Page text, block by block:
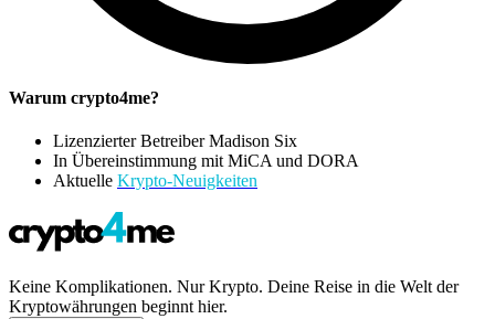
Warum crypto4me?
Lizenzierter Betreiber Madison Six
In Übereinstimmung mit MiCA und DORA
Aktuelle Krypto-Neuigkeiten
Keine Komplikationen. Nur Krypto. Deine Reise in die Welt der
Kryptowährungen beginnt hier.